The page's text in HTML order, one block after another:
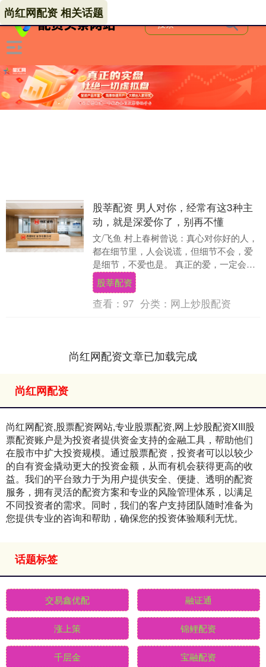
尚红网配资 相关话题
股莘配资 男人对你，经常有这3种主
动，就是深爱你了，别再不懂
文/飞鱼 村上春树曾说：真心对你好的人，
都在细节里，人会说谎，但细节不会，爱
是细节，不爱也是。 真正的爱，一定会藏
不住主动的。 男人可以用言语来表达自己
的喜欢，....
股莘配资
查看： 97 分类： 网上炒股配资
尚红网配资文章已加载完成
尚红网配资
尚红网配资,股票配资网站,专业股票配资,网上炒股配资XIII‌股
票配资账户是为投资者提供资金支持的金融工具，帮助他们
在股市中扩大投资规模。通过股票配资，投资者可以以较少
的自有资金撬动更大的投资金额，从而有机会获得更高的收
益。我们的平台致力于为用户提供安全、便捷、透明的配资
服务，拥有灵活的配资方案和专业的风险管理体系，以满足
不同投资者的需求。同时，我们的客户支持团队随时准备为
您提供专业的咨询和帮助，确保您的投资体验顺利无忧。
话题标签
交易鑫优配 融证通
涨上策 锦鲤配资
千层金 宝融配资